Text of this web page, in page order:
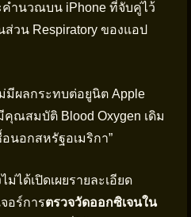
คำนวณบน iPhone ที่จับคู่ไว้
วน Respiratory ของแอป
มีผลกระทบต่อยูนิต Apple
ณสมบัติ Blood Oxygen เดิม
นอกสหรัฐอเมริกา”
ม่ได้เปิดเผยรายละเอียด
อร์การตรวจวัดออกซิเจนใน